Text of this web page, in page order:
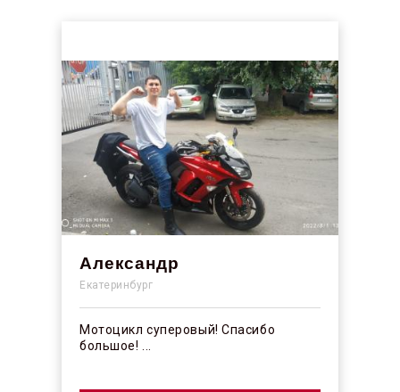
Александр
Екатеринбург
Мотоцикл суперовый! Спасибо
большое! ...